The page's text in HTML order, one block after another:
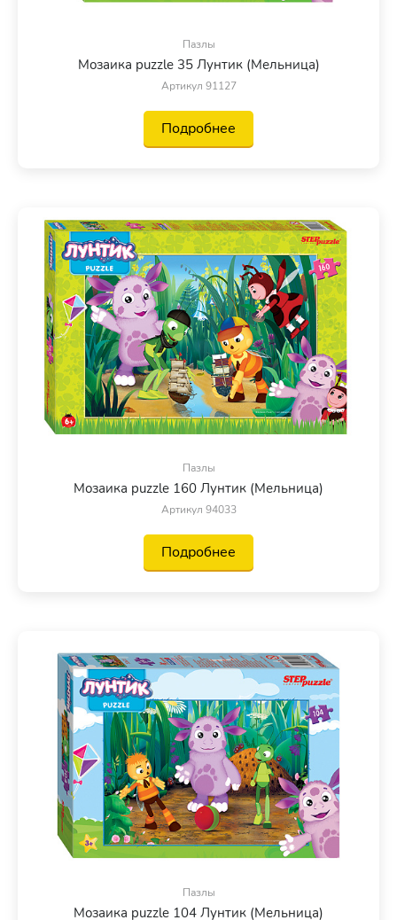
Пазлы
Мозаика puzzle 35 Лунтик (Мельница)
Артикул 91127
Подробнее
Пазлы
Мозаика puzzle 160 Лунтик (Мельница)
Артикул 94033
Подробнее
Пазлы
Мозаика puzzle 104 Лунтик (Мельница)